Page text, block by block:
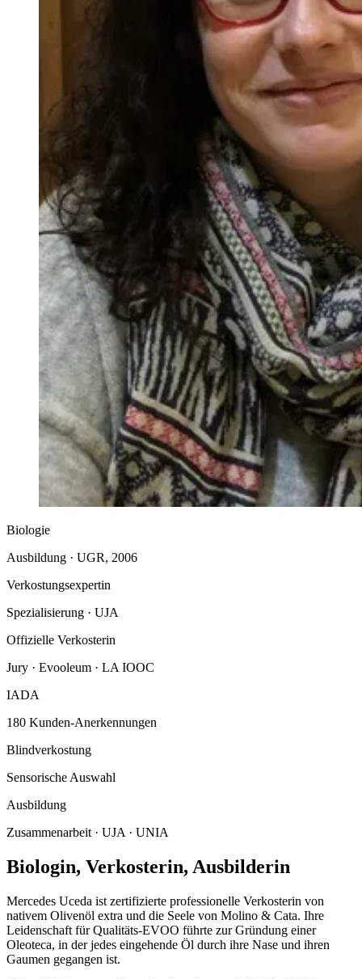
Biologie
Ausbildung · UGR, 2006
Verkostungsexpertin
Spezialisierung · UJA
Offizielle Verkosterin
Jury · Evooleum · LA IOOC
IADA
180 Kunden-Anerkennungen
Blindverkostung
Sensorische Auswahl
Ausbildung
Zusammenarbeit · UJA · UNIA
Biologin, Verkosterin, Ausbilderin
Mercedes Uceda ist zertifizierte professionelle Verkosterin von
nativem Olivenöl extra und die Seele von Molino & Cata. Ihre
Leidenschaft für Qualitäts-EVOO führte zur Gründung einer
Oleoteca, in der jedes eingehende Öl durch ihre Nase und ihren
Gaumen gegangen ist.